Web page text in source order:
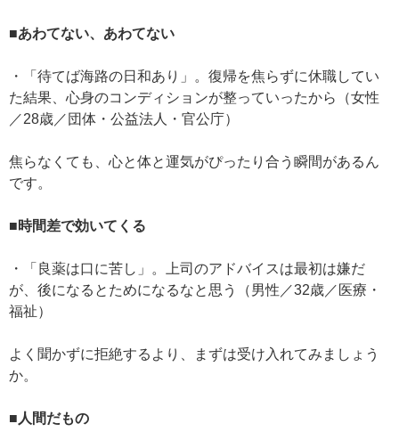
■あわてない、あわてない
・「待てば海路の日和あり」。復帰を焦らずに休職してい
た結果、心身のコンディションが整っていったから（女性
／28歳／団体・公益法人・官公庁）
焦らなくても、心と体と運気がぴったり合う瞬間があるん
です。
■時間差で効いてくる
・「良薬は口に苦し」。上司のアドバイスは最初は嫌だ
が、後になるとためになるなと思う（男性／32歳／医療・
福祉）
よく聞かずに拒絶するより、まずは受け入れてみましょう
か。
■人間だもの